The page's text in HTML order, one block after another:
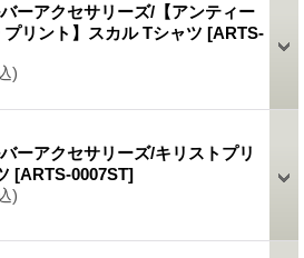
ーアクセサリーズ/【アンティー
プリント】スカル Tシャツ [ARTS-
)
ーアクセサリーズ/キリストプリ
[ARTS-0007ST]
)